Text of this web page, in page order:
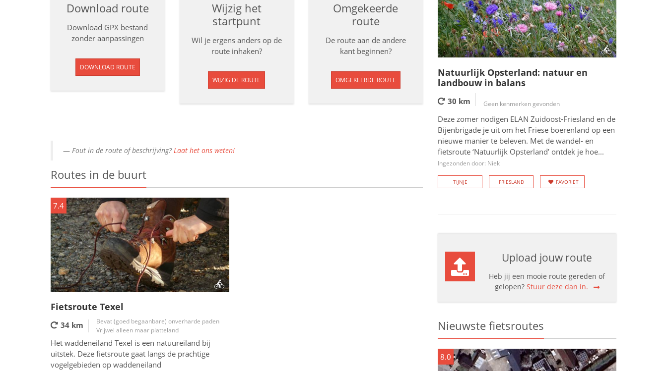
Download route
Download GPX bestand
zonder aanpassingen
DOWNLOAD ROUTE
Wijzig het
startpunt
Wil je ergens anders op de
route inhaken?
WIJZIG DE ROUTE
Omgekeerde
route
De route aan de andere
kant beginnen?
OMGEKEERDE ROUTE
Fout in de route of beschrijving?Laat het ons weten!
Routes in de buurt
7.4
Fietsroute Texel
34 km
Bevat (goed begaanbare) onverharde paden
Vrijwel alleen maar platteland
Het waddeneiland Texel is een natuureiland bij
uitstek. Deze fietsroute gaat langs de prachtige
vogelgebieden op waddeneiland
Natuurlijk Opsterland: natuur en
landbouw in balans
30 km Geen kenmerken gevonden
Deze zomer nodigen ELAN Zuidoost-Friesland en de
Bijenbrigade je uit om het Friese boerenland op een
nieuwe manier te beleven. Met de wandel- en
fietsroute ‘Natuurlijk Opsterland’ ontdek je hoe...
Ingezonden door: Niek
TIJNJE FRIESLAND FAVORIET
Upload jouw route
Heb jij een mooie route gereden of
gelopen? Stuur deze dan in.
Nieuwste fietsroutes
8.0